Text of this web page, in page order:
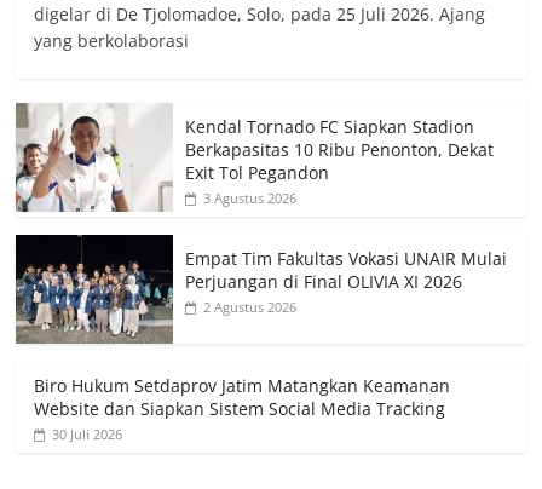
digelar di De Tjolomadoe, Solo, pada 25 Juli 2026. Ajang
yang berkolaborasi
Kendal Tornado FC Siapkan Stadion
Berkapasitas 10 Ribu Penonton, Dekat
Exit Tol Pegandon
3 Agustus 2026
Empat Tim Fakultas Vokasi UNAIR Mulai
Perjuangan di Final OLIVIA XI 2026
2 Agustus 2026
Biro Hukum Setdaprov Jatim Matangkan Keamanan
Website dan Siapkan Sistem Social Media Tracking
30 Juli 2026